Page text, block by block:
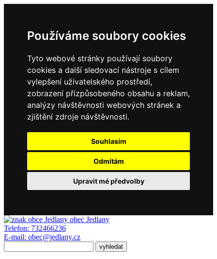
Používáme soubory cookies
Tyto webové stránky používají soubory
cookies a další sledovací nástroje s cílem
vylepšení uživatelského prostředí,
zobrazení přizpůsobeného obsahu a reklam,
analýzy návštěvnosti webových stránek a
zjištění zdroje návštěvnosti.
Souhlasím
Odmítám
Upravit mé předvolby
obec Jedlany
Telefon: 732466236
E-mail: obec@jedlany.cz